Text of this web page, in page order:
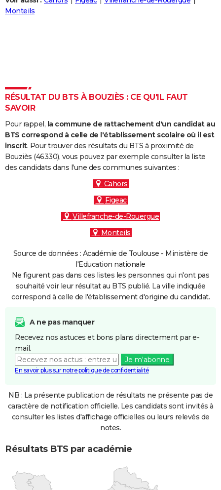
Destinations
City break
Voyage nature
Voyage de noces
Forum
Climat
+
PHOTO
Carte de Noël
Carte Bonne année
Carte Saint-Valentin
Carte Pâques
Carte d'anniversaire
DICTIONNAIRE
Dictionnaire
Biographies
Citations
Expressions
Proverbes
PROGRAMME TV
COPAINS D'AVANT
S'inscrire
Se connecter
Lycées
Collèges
Primaires
Universités
Entreprises
Service militaire
Avis de recherche
AVIS DE DÉCÈS
FORUM
Monteils
RÉSULTAT DU BTS À BOUZIÈS : CE QU'IL FAUT
SAVOIR
Pour rappel, la commune de rattachement d'un candidat au
BTS correspond à celle de l'établissement scolaire où il est
inscrit. Pour trouver des résultats du BTS à proximité de
Bouziès (46330), vous pouvez par exemple consulter la liste
des candidats dans l'une des communes suivantes :
Cahors
Figeac
Villefranche-de-Rouergue
Monteils
Source de données : Académie de Toulouse - Ministère de
l'Education nationale
Ne figurent pas dans ces listes les personnes qui n'ont pas
souhaité voir leur résultat au BTS publié. La ville indiquée
correspond à celle de l'établissement d'origine du candidat.
A ne pas manquer
Recevez nos astuces et bons plans directement par e-
mail.
Je m'abonne
En savoir plus sur notre politique de confidentialité
NB : La présente publication de résultats ne présente pas de
caractère de notification officielle. Les candidats sont invités à
consulter les listes d'affichage officielles ou leurs relevés de
notes.
Résultats BTS par académie